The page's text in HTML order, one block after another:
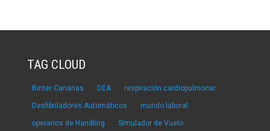
TAG CLOUD
Binter Canarias DEA respiración cardiopulmonar
Desfibriladores Automáticos mundo laboral
operarios de Handling Simulador de Vuelo